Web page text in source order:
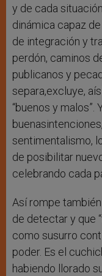
y de cada
dinámica capaz
de integración y
perdón, caminos
publicanos y
separa,excluye,
“buenos y
sentimentalismo,
de posibilitar
celebrando cada
Así rompe
de detectar y que
como susurro
poder. Es el
habiendo llorado